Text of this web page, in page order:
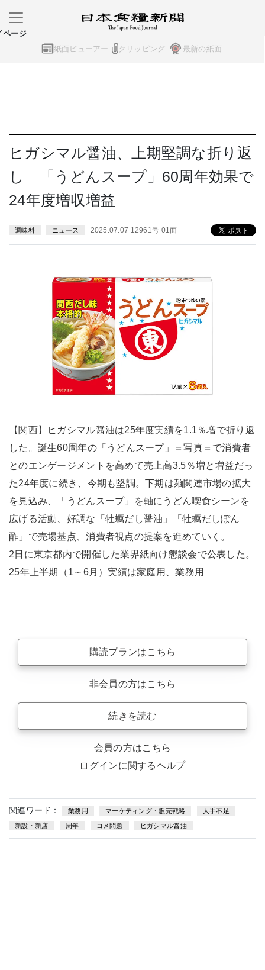
紙面ビューアー クリッピング 最新の紙面
ページ
ヒガシマル醤油、上期堅調な折り返
し 「うどんスープ」60周年効果で
24年度増収増益
調味料 ニュース 2025.07.07 12961号 01面
【関西】ヒガシマル醤油は25年度実績を1.1％増で折り返
した。誕生60周年の「うどんスープ」＝写真＝で消費者
とのエンゲージメントを高めて売上高3.5％増と増益だっ
た24年度に続き、今期も堅調。下期は麺関連市場の拡大
を見込み、「うどんスープ」を軸にうどん喫食シーンを
広げる活動、好調な「牡蠣だし醤油」「牡蠣だしぽん
酢」で売場基点、消費者視点の提案を進めていく。
2日に東京都内で開催した業界紙向け懇談会で公表した。
25年上半期（1～6月）実績は家庭用、業務用
購読プランはこちら
非会員の方はこちら
続きを読む
会員の方はこちら
ログインに関するヘルプ
関連ワード： 業務用 マーケティング・販売戦略 人手不足
新設・新店 周年 コメ問題 ヒガシマル醤油